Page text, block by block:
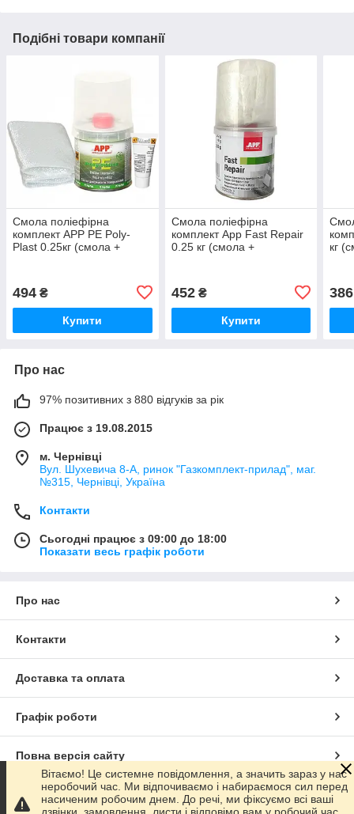
Подібні товари компанії
Смола поліефірна
комплект APP PE Poly-
Plast 0.25кг (смола +
494 ₴
Купити
Смола поліефірна
комплект App Fast Repair
0.25 кг (смола +
452₴
Купити
кг
386
Про нас
97% позитивних з 880 відгуків за рік
Працює з 19.08.2015
м. Чернівці
Вул. Шухевича 8-А, ринок "Газкомплект-прилад", маг.
№315, Чернівці, Україна
Контакти
Сьогодні працює з 09:00 до 18:00
Показати весь графік роботи
Про нас
Контакти
Доставка та оплата
Графік роботи
Повна версія сайту
Сайт створено на маркетплейсіProm.ua
Вітаємо! Це системне повідомлення, а значить зараз у нас
неробочий час. Ми відпочиваємо і набираємося сил перед
насиченим робочим днем. До речі, ми фіксуємо всі ваші